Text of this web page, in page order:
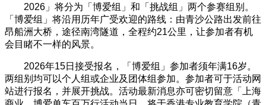
2026」将分为「博爱组」和「挑战组」两个参赛组别。
「博爱组」将沿用历年广受欢迎的路线：由青沙公路出发前往
昂船洲大桥，途径南湾隧道，全程约21公里，让参加者有机
会目睹不一样的风景。
2026年15日接受报名，「博爱组」参加者须年满16岁。
两组别均可以个人组或企业及团体组参加。参加者可于活动网
站进行报名，并展开挑战。活动最新消息亦可密切留意「上海